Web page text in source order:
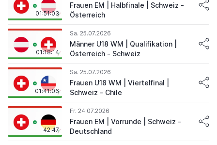
01:51:03
Frauen EM | Halbfinale | Schweiz -
Österreich
01:18:14
Sa. 25.07.2026
Männer U18 WM | Qualifikation |
Österreich - Schweiz
01:41:06
Sa. 25.07.2026
Frauen U18 WM | Viertelfinal |
Schweiz - Chile
42:47
Fr. 24.07.2026
Frauen EM | Vorrunde | Schweiz -
Deutschland